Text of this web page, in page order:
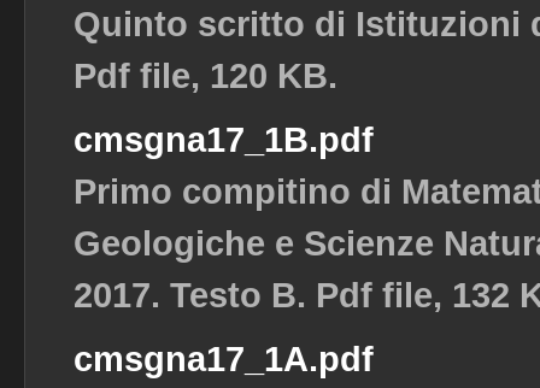
Quinto scritto di Istituzioni
Pdf file, 120 KB.
cmsgna17_1B.pdf
Primo compitino di
Geologiche e Scienze
2017. Testo B. Pdf file, 132
cmsgna17_1A.pdf